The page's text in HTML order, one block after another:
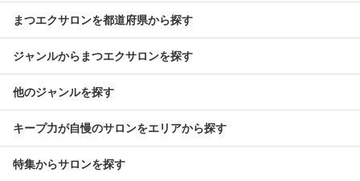
まつエクサロンを都道府県から探す
ジャンルからまつエクサロンを探す
他のジャンルを探す
キープ力が自慢のサロンをエリアから探す
特集からサロンを探す